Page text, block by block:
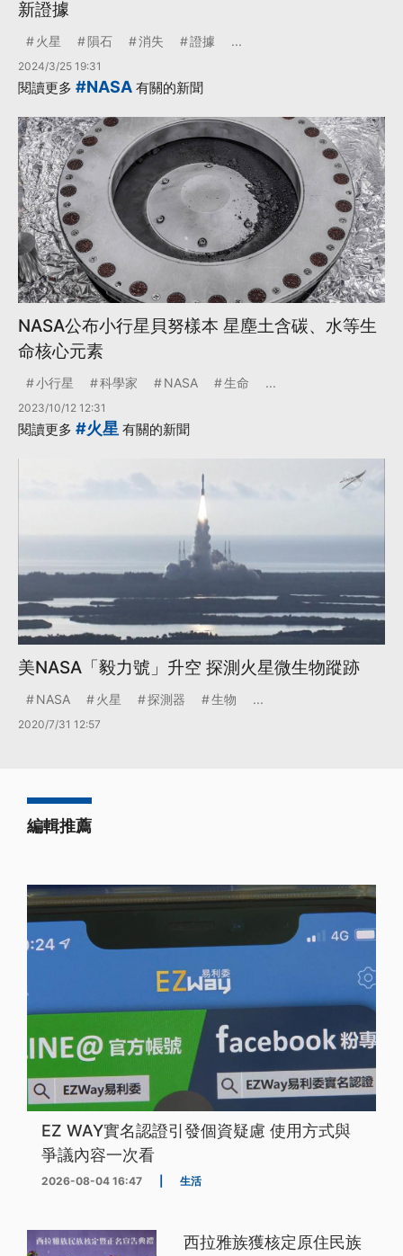
新證據
火星 隕石 消失 證據 ...
2024/3/25 19:31
閱讀更多 #NASA 有關的新聞
NASA公布小行星貝努樣本 星塵土含碳、水等生
命核心元素
小行星 科學家 NASA 生命 ...
2023/10/12 12:31
閱讀更多 #火星 有關的新聞
美NASA「毅力號」升空 探測火星微生物蹤跡
NASA 火星 探測器 生物 ...
2020/7/31 12:57
編輯推薦
EZ WAY實名認證引發個資疑慮 使用方式與
爭議內容一次看
2026-08-04 16:47 生活
西拉雅族獲核定原住民族